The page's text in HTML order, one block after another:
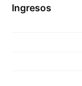
Ingresos